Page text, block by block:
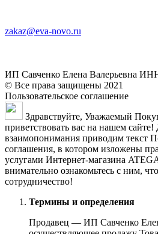
zakaz@eva-novo.ru
ИП Савченко Елена Валерьевна
© Все права защищены 2021
Пользовательское соглашение
Здравствуйте, Уважаемый
приветствовать вас на нашем
взаимопонимания приводим текст
соглашения, в котором изложены
услугами Интернет-магазина
внимательно ознакомьтесь с ним,
сотрудничество!
Термины и определения
Продавец — ИП Савченко